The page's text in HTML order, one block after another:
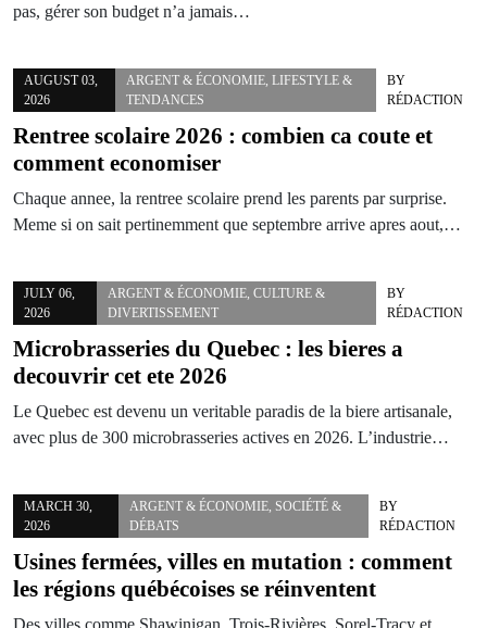
pas, gérer son budget n’a jamais…
AUGUST 03,
2026
ARGENT & ÉCONOMIE, LIFESTYLE &
TENDANCES
BY
RÉDACTION
Rentree scolaire 2026 : combien ca coute et
comment economiser
Chaque annee, la rentree scolaire prend les parents par surprise.
Meme si on sait pertinemment que septembre arrive apres aout,…
JULY 06,
2026
ARGENT & ÉCONOMIE ,CULTURE &
DIVERTISSEMENT
BY
RÉDACTION
Microbrasseries du Quebec : les bieres a
decouvrir cet ete 2026
Le Quebec est devenu un veritable paradis de la biere artisanale,
avec plus de 300 microbrasseries actives en 2026. L’industrie…
MARCH 30,
2026
ARGENT & ÉCONOMIE SOCIÉTÉ &
DÉBATS
BY
RÉDACTION
Usines fermées, villes en mutation : comment
les régions québécoises se réinventent
Des villes comme Shawinigan, Trois-Rivières, Sorel-Tracy et